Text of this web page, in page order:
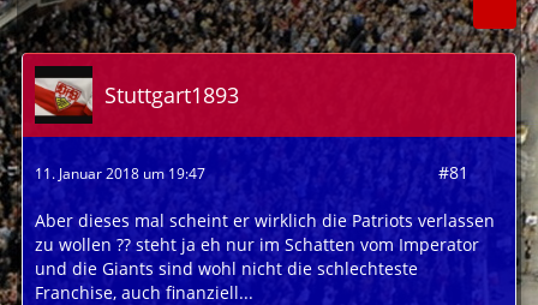
Stuttgart1893
11. Januar 2018 um 19:47 #81
Aber dieses mal scheint er wirklich die Patriots verlassen
zu wollen ?? steht ja eh nur im Schatten vom Imperator
und die Giants sind wohl nicht die schlechteste
Franchise, auch finanziell...